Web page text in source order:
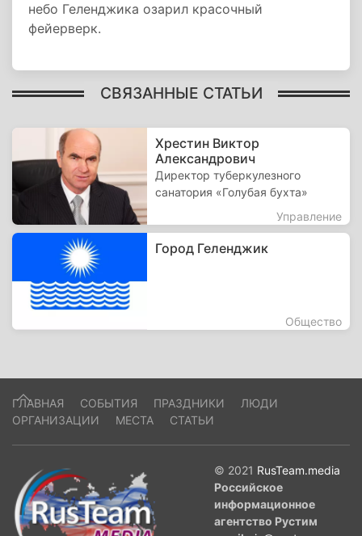
небо Геленджика озарил красочный
фейерверк.
СВЯЗАННЫЕ СТАТЬИ
Хрестин Виктор
Александрович
Директор туберкулезного
санатория «Голубая бухта»
Управление
Город Геленджик
Общество
ГЛАВНАЯ СОБЫТИЯ ПРАЗДНИКИ
ЛЮДИ
ОРГАНИЗАЦИИ
МЕСТА СТАТЬИ
© 2021 RusTeam.media
Российское
информационное
агентство Рустим